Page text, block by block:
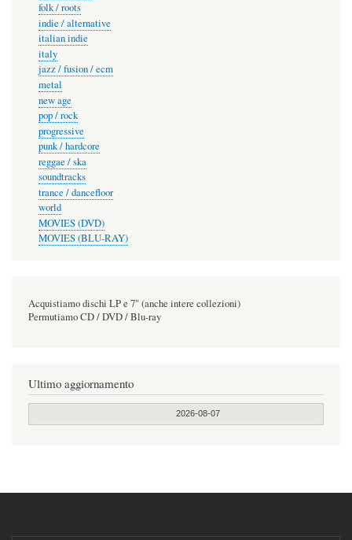
folk / roots
indie / alternative
italian indie
italy
jazz / fusion / ecm
metal
new age
pop / rock
progressive
punk / hardcore
reggae / ska
soundtracks
trance / dancefloor
world
MOVIES (DVD)
MOVIES (BLU-RAY)
Acquistiamo dischi LP e 7" (anche intere collezioni)
Permutiamo CD / DVD / Blu-ray
Ultimo aggiornamento
2026-08-07